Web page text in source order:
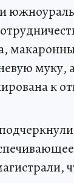
муку,
к